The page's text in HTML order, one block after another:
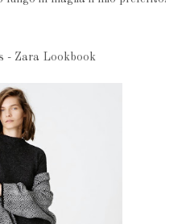
- Zara Lookbook